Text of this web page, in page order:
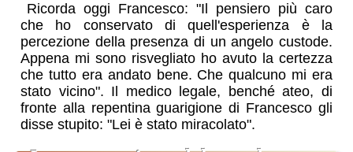
Ricorda oggi Francesco: "Il pensiero più caro
che ho conservato di quell'esperienza è la
percezione della presenza di un angelo custode.
Appena mi sono risvegliato ho avuto la certezza
che tutto era andato bene. Che qualcuno mi era
stato vicino". Il medico legale, benché ateo, di
fronte alla repentina guarigione di Francesco gli
disse stupito: "Lei è stato miracolato".